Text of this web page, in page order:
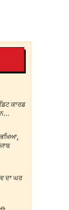
ਕਾਰਡ
ਦਾ ਘਰ